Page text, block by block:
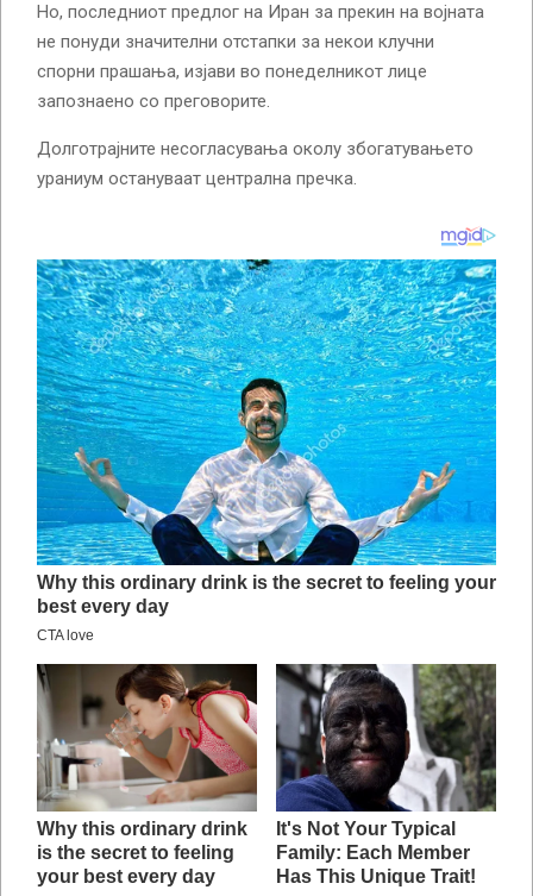
Но, последниот предлог на Иран за прекин на војната
не понуди значителни отстапки за некои клучни
спорни прашања, изјави во понеделникот лице
запознаено со преговорите.
Долготрајните несогласувања околу збогатувањето
ураниум остануваат централна пречка.